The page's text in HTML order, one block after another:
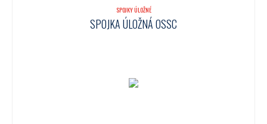
SPOJKY ÚLOŽNÉ
SPOJKA ÚLOŽNÁ OSSC